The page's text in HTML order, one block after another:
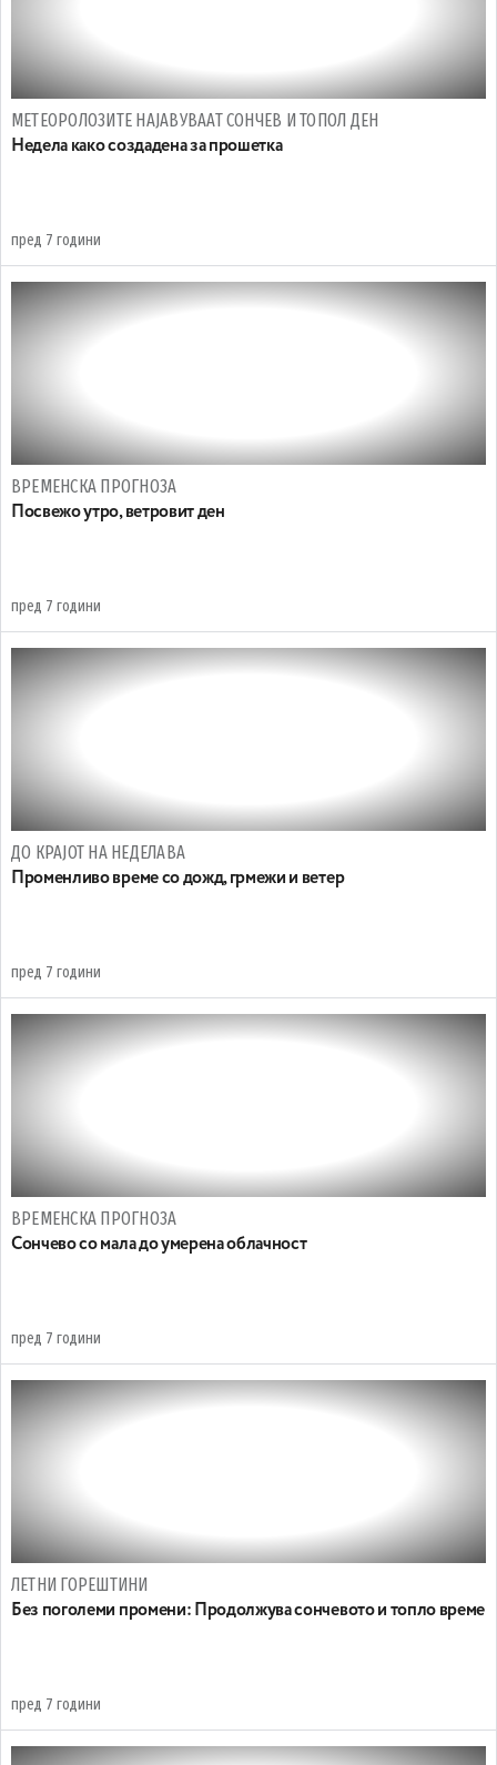
МЕТЕОРОЛОЗИТЕ НАЈАВУВААТ СОНЧЕВ И ТОПОЛ ДЕН
Недела како создадена за прошетка
пред 7 години
ВРЕМЕНСКА ПРОГНОЗА
Посвежо утро, ветровит ден
пред 7 години
ДО КРАЈОТ НА НЕДЕЛАВА
Променливо време со дожд, грмежи и ветер
пред 7 години
ВРЕМЕНСКА ПРОГНОЗА
Сончево со мала до умерена облачност
пред 7 години
ЛЕТНИ ГОРЕШТИНИ
Без поголеми промени: Продолжува сончевото и топло време
пред 7 години